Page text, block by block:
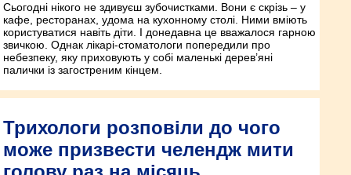
Сьогодні нікого не здивуєш зубочистками. Вони є скрізь – у
кафе, ресторанах, удома на кухонному столі. Ними вміють
користуватися навіть діти. І донедавна це вважалося гарною
звичкою. Однак лікарі-стоматологи попередили про
небезпеку, яку приховують у собі маленькі дерев’яні
палички із загостреним кінцем.
Трихологи розповіли до чого
може призвести челендж мити